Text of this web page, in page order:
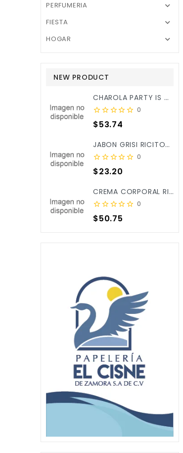
PERFUMERIA 
FIESTA 
HOGAR 
NEW PRODUCT
CHAROLA PARTY IS ON REDONDA ROSA BEBE C/3PZ X/6
0
Precio
$53.74
JABON GRISI RICITOS DE ORO ALOE&CALENDULA 90GR X/25
0
Precio
$23.20
CREMA CORPORAL RICITOS DE ORO ALOE&CALENDULA 250ML X/12
0
Precio
$50.75